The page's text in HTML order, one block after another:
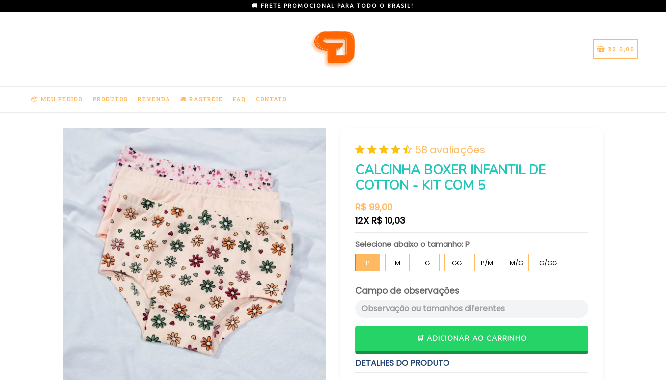
para
🚚 FRETE PROMOCIONAL PARA TODO O BRASIL!
CARRINHO
CARRINHO
R$ 0,00
📦 MEU PEDIDO PRODUTOS REVENDA 🚚 RASTREIE FAQ CONTATO
58 avaliações
CALCINHA BOXER INFANTIL DE
COTTON - KIT COM 5
Preço
normal
R$ 99,00
12X R$ 10,03
Selecione abaixo o tamanho:P
P M G GG P/M M/G G/GG
Campo de observações
🛒 ADICIONAR AO CARRINHO
DETALHES DO PRODUTO